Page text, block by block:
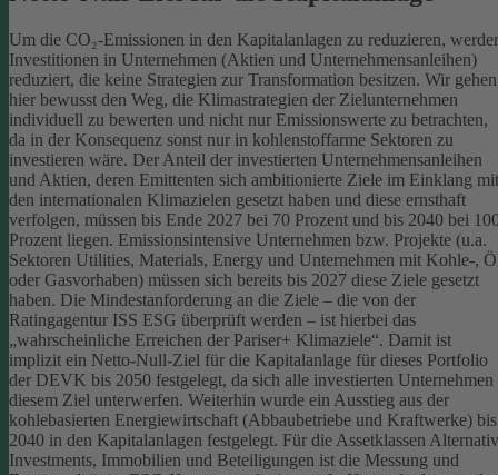
Um die CO₂-Emissionen in den Kapitalanlagen zu reduzieren,
Investitionen in Unternehmen (Aktien und Unternehmensanleihen)
reduziert, die keine Strategien zur Transformation besitzen. Wir gehen
hier bewusst den Weg, die Klimastrategien der Zielunternehmen
individuell zu bewerten und nicht nur Emissionswerte zu betrachten,
da in der Konsequenz sonst nur in kohlenstoffarme Sektoren zu
investieren wäre. Der Anteil der investierten Unternehmensanleihen
und Aktien, deren Emittenten sich ambitionierte Ziele im Einklang mit
den internationalen Klimazielen gesetzt haben und diese ernsthaft
verfolgen, müssen bis Ende 2027 bei 70 Prozent und bis 2040 bei
Prozent liegen. Emissionsintensive Unternehmen bzw. Projekte (u.a.
Sektoren Utilities, Materials, Energy und Unternehmen mit Kohle-,
oder Gasvorhaben) müssen sich bereits bis 2027 diese Ziele gesetzt
haben. Die Mindestanforderung an die Ziele – die von der
Ratingagentur ISS ESG überprüft werden – ist hierbei das
„wahrscheinliche Erreichen der Pariser+ Klimaziele“. Damit ist
implizit ein Netto-Null-Ziel für die Kapitalanlage für dieses Portfolio
der DEVK bis 2050 festgelegt, da sich alle investierten Unternehmen
diesem Ziel unterwerfen. Weiterhin wurde ein Ausstieg aus der
kohlebasierten Energiewirtschaft (Abbaubetriebe und Kraftwerke) bis
2040 in den Kapitalanlagen festgelegt. Für die Assetklassen
Investments, Immobilien und Beteiligungen ist die Messung und